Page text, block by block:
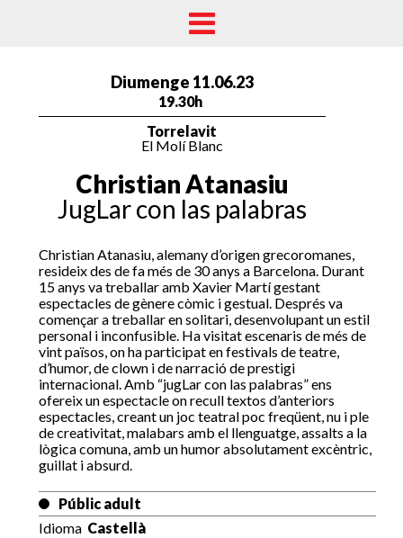
Diumenge 11.06.23
19.30h
Torrelavit
El Molí Blanc
Christian Atanasiu
JugLar con las palabras
Christian Atanasiu, alemany d’origen grecoromanes,
resideix des de fa més de 30 anys a Barcelona. Durant
15 anys va treballar amb Xavier Martí gestant
espectacles de gènere còmic i gestual. Després va
començar a treballar en solitari, desenvolupant un estil
personal i inconfusible. Ha visitat escenaris de més de
vint països, on ha participat en festivals de teatre,
d’humor, de clown i de narració de prestigi
internacional. Amb “jugLar con las palabras” ens
ofereix un espectacle on recull textos d’anteriors
espectacles, creant un joc teatral poc freqüent, nu i ple
de creativitat, malabars amb el llenguatge, assalts a la
lògica comuna, amb un humor absolutament excèntric,
guillat i absurd.
Públic adult
Idioma Castellà